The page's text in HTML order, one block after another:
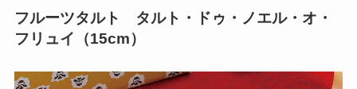
フルーツタルト タルト・ドゥ・ノエル・オ・
フリュイ（15cm）